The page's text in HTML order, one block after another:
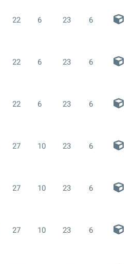
22 6 23 6
22 6 23 6
22 6 23 6
27 10 23 6
27 10 23 6
27 10 23 6